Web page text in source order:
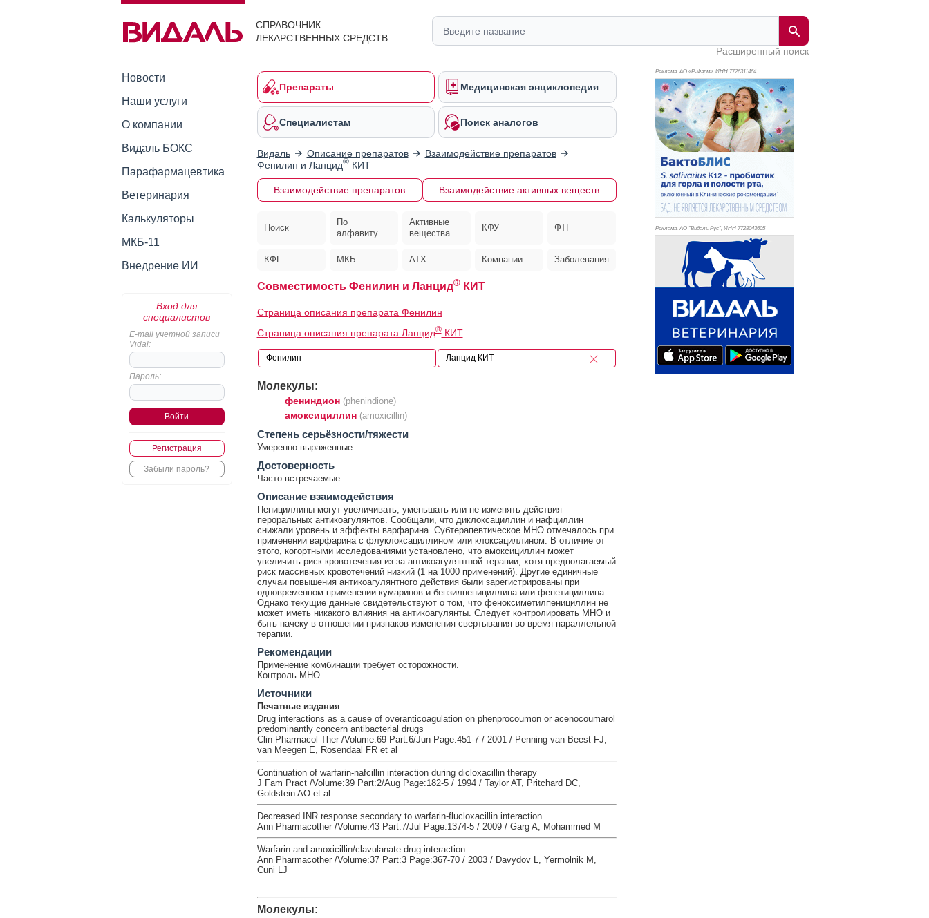
СПРАВОЧНИК
ЛЕКАРСТВЕННЫХ СРЕДСТВ
Расширенный поиск
Новости
Наши услуги
О компании
Видаль БОКС
Парафармацевтика
Ветеринария
Калькуляторы
МКБ-11
Внедрение ИИ
Вход для
специалистов
E-mail учетной записи
Vidal:
Пароль:
Регистрация
Забыли пароль?
Препараты Медицинская энциклопедия
Специалистам Поиск аналогов
Видаль Описание препаратов
Взаимодействие препаратов
Фенилин и Ланцид®КИТ
Взаимодействие препаратов Взаимодействие активных веществ
Поиск
По
алфавиту
Активные
вещества
КФУ ФТГ
КФГ МКБ АТХ Компании Заболевания
Совместимость Фенилин и Ланцид®КИТ
Страница описания препарата Фенилин
Страница описания препарата Ланцид®КИТ
Молекулы:
фениндион (phenindione)
амоксициллин (amoxicillin)
Cтепень серьёзности/тяжести
Умеренно выраженные
Достоверность
Часто встречаемые
Описание взаимодействия
Пенициллины могут увеличивать, уменьшать или не изменять действия
пероральных антикоагулянтов. Сообщали, что диклоксациллин и нафциллин
снижали уровень и эффекты варфарина. Субтерапевтическое МНО отмечалось при
применении варфарина с флуклоксациллином или клоксациллином. В отличие от
этого, когортными исследованиями установлено, что амоксициллин может
увеличить риск кровотечения из-за антикоагулянтной терапии, хотя предполагаемый
риск массивных кровотечений низкий (1 на 1000 применений). Другие единичные
случаи повышения антикоагулянтного действия были зарегистрированы при
одновременном применении кумаринов и бензилпенициллина или фенетициллина.
Однако текущие данные свидетельствуют о том, что феноксиметилпенициллин не
может иметь никакого влияния на антикоагулянты. Следует контролировать МНО и
быть начеку в отношении признаков изменения свертывания во время параллельной
терапии.
Рекомендации
Применение комбинации требует осторожности.
Контроль МНО.
Источники
Печатные издания
Drug interactions as a cause of overanticoagulation on phenprocoumon or acenocoumarol
predominantly concern antibacterial drugs
Clin Pharmacol Ther /Volume:69 Part:6/Jun Page:451-7 / 2001 / Penning van Beest FJ,
van Meegen E, Rosendaal FR et al
Continuation of warfarin-nafcillin interaction during dicloxacillin therapy
J Fam Pract /Volume:39 Part:2/Aug Page:182-5 / 1994 / Taylor AT, Pritchard DC,
Goldstein AO et al
Decreased INR response secondary to warfarin-flucloxacillin interaction
Ann Pharmacother /Volume:43 Part:7/Jul Page:1374-5 / 2009 / Garg A, Mohammed M
Warfarin and amoxicillin/clavulanate drug interaction
Ann Pharmacother /Volume:37 Part:3 Page:367-70 / 2003 / Davydov L, Yermolnik M,
Cuni LJ
Молекулы:
Реклама. АО «Р-Фарм», ИНН 7726311464
Реклама. АО "Видаль Рус", ИНН 7728043605